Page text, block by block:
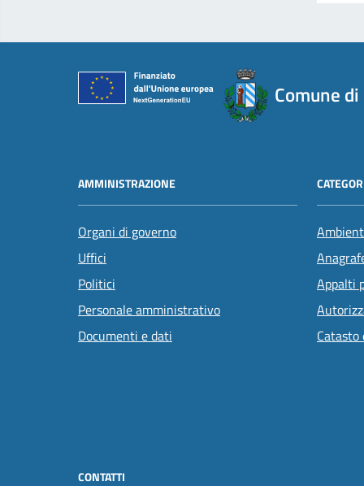
Comune
AMMINISTRAZIONE
Organi di governo
Uffici
Politici
Personale amministrativo
Documenti e dati
Appalti
CONTATTI